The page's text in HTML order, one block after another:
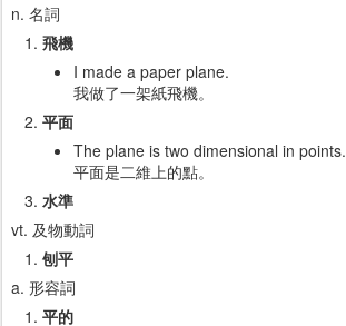
n. 名詞
飛機
I made a paper plane.
我做了一架紙飛機。
平面
The plane is two dimensional in points.
平面是二維上的點。
水準
vt. 及物動詞
刨平
a. 形容詞
平的